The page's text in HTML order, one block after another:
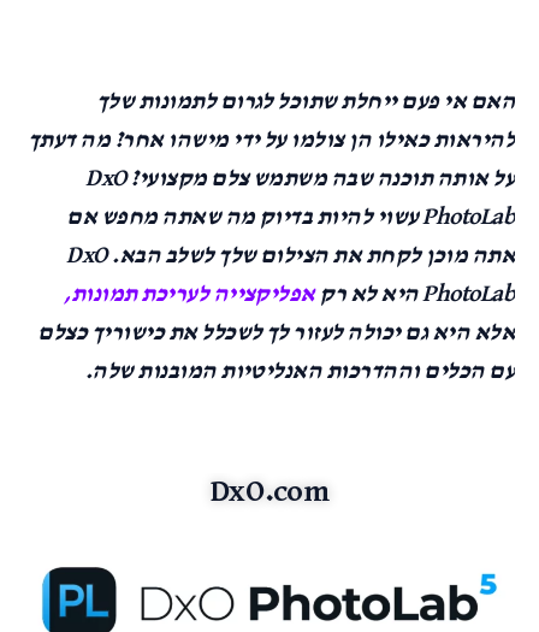
האם אי פעם ייחלת שתוכל לגרום לתמונות שלך
להיראות כאילו הן צולמו על ידי מישהו אחר? מה דעתך
על אותה תוכנה שבה משתמש צלם מקצועי? DxO
PhotoLab עשוי להיות בדיוק מה שאתה מחפש אם
אתה מוכן לקחת את הצילום שלך לשלב הבא. DxO
PhotoLab היא לא רק
אפליקצייה לעריכת תמונות,
אלא היא גם יכולה לעזור לך לשכלל את כישוריך כצלם
עם הכלים וההדרכות האנליטיות המובנות שלה.
DxO.com